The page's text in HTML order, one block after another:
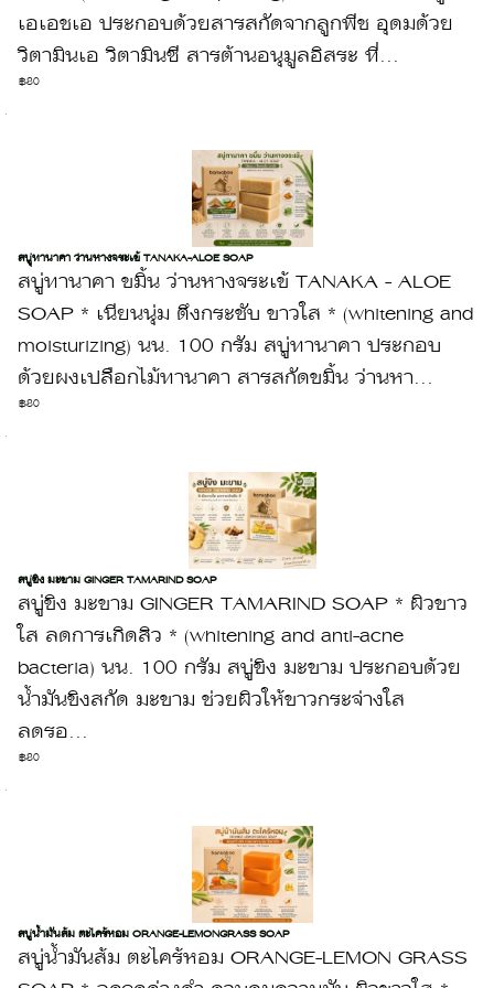
เอเอชเอ ประกอบด้วยสารสกัดจากลูกพีช อุดมด้วย
วิตามินเอ วิตามินซี สารต้านอนุมูลอิสระ ที่...
฿80
สบูุ่ทานาคา ว่านหางจระเข้ TANAKA-ALOE SOAP
สบู่ทานาคา ขมิ้น ว่านหางจระเข้ TANAKA - ALOE
SOAP * เนียนนุ่ม ตึงกระชับ ขาวใส * (whitening and
moisturizing) นน. 100 กรัม สบู่ทานาคา ประกอบ
ด้วยผงเปลือกไม้ทานาคา สารสกัดขมิ้น ว่านหา...
฿80
สบู่ขิง มะขาม GINGER TAMARIND SOAP
สบู่ขิง มะขาม GINGER TAMARIND SOAP * ผิวขาว
ใส ลดการเกิดสิว * (whitening and anti-acne
bacteria) นน. 100 กรัม สบู่ขิง มะขาม ประกอบด้วย
น้ำมันขิงสกัด มะขาม ช่วยผิวให้ขาวกระจ่างใส
ลดรอ...
฿80
สบู่น้ำมันส้ม ตะไคร้หอม ORANGE-LEMONGRASS SOAP
สบู่น้ำมันส้ม ตะไคร้หอม ORANGE-LEMON GRASS